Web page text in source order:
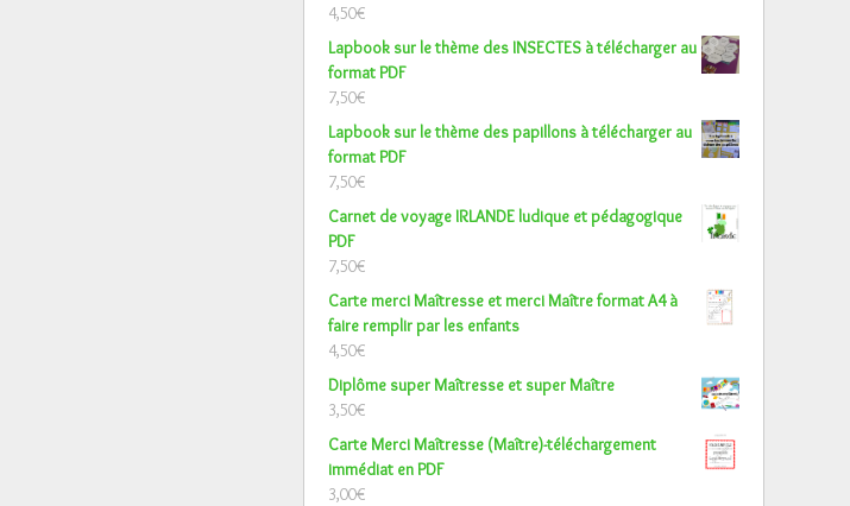
4,50€
Lapbook sur le thème des INSECTES à télécharger au
format PDF
7,50€
Lapbook sur le thème des papillons à télécharger au
format PDF
7,50€
Carnet de voyage IRLANDE ludique et pédagogique
PDF
7,50€
Carte merci Maîtresse et merci Maître format A4 à
faire remplir par les enfants
4,50€
Diplôme super Maîtresse et super Maître
3,50€
Carte Merci Maîtresse (Maître)-téléchargement
immédiat en PDF
3,00€